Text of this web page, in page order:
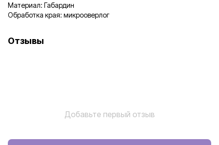
Материал: Габардин
Обработка края: микрооверлог
Отзывы
Добавьте первый отзыв